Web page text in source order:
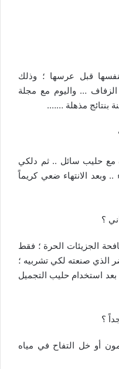
قبل عرسها ؛ وذلك
… واليوم مع مجلة
بنتائج مذهلة …….
حليب سائل .. ثم دلكي
وبعد الانتهاء ضعي كريماً
؟
الجزيئات الحرة ؛ فقط
الذي صنعته لكي تشربيه ؛
استخدام حليب التجميل
؟
أو خل التفاح في مياه